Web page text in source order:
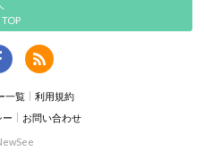
TOP
一覧
利用規約
ー
お問い合わせ